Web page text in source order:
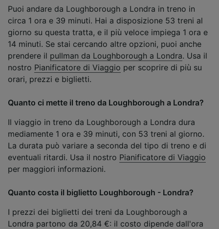
Puoi andare da Loughborough a Londra in treno in
circa 1 ora e 39 minuti. Hai a disposizione 53 treni al
giorno su questa tratta, e il più veloce impiega 1 ora e
14 minuti. Se stai cercando altre opzioni, puoi anche
prendere il pullman da Loughborough a Londra. Usa il
nostro Pianificatore di Viaggio per scoprire di più su
orari, prezzi e biglietti.
Quanto ci mette il treno da Loughborough a Londra?
Il viaggio in treno da Loughborough a Londra dura
mediamente 1 ora e 39 minuti, con 53 treni al giorno.
La durata può variare a seconda del tipo di treno e di
eventuali ritardi. Usa il nostro Pianificatore di Viaggio
per maggiori informazioni.
Quanto costa il biglietto Loughborough - Londra?
I prezzi dei biglietti dei treni da Loughborough a
Londra partono da 20,84 €: il costo dipende dall'ora